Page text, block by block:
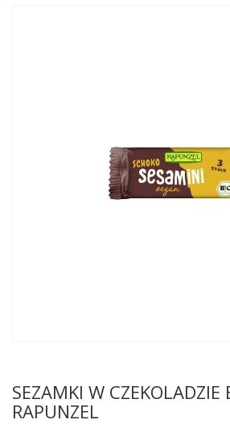
SEZAMKI W
RAPUNZEL